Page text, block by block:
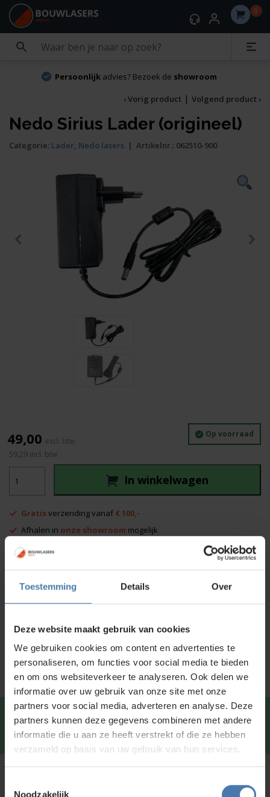
Toestemming Details Over
Deze website maakt gebruik van cookies
We gebruiken cookies om content en advertenties te
personaliseren, om functies voor social media te bieden
en om ons websiteverkeer te analyseren. Ook delen we
informatie over uw gebruik van onze site met onze
partners voor social media, adverteren en analyse. Deze
partners kunnen deze gegevens combineren met andere
informatie die u aan ze heeft verstrekt of die ze hebben
verzameld op basis van uw gebruik van hun services.
Noodzakelijk
0
Persoonlijkadvies? Bezoek de showroom
‹ Vorig product | Volgend product ›
Nedo Sirius Lader (origineel)
Categorie: Lader, Nedo lasers | Artikelnr.: 062510-900
Op voorraad
Sirius
Lader
aantal
59,29 incl. btw
In winkelwagen
49,00
Gratis verzending vanaf € 100,-
Afhalen in onze showroom mogelijk
Voor 15:00 besteld is
Productinformatie
Snel en direct contact?We beantwoorden je vragen
graag viaWhatsapp.